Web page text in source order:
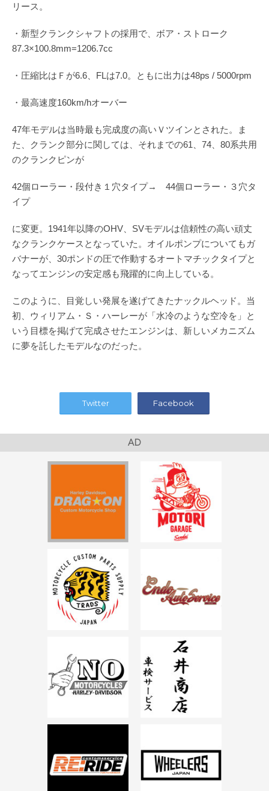
リース。
・新型クランクシャフトの採用で、ボア・ストローク
87.3×100.8mm=1206.7cc
・圧縮比はＦが6.6、FLは7.0。ともに出力は48ps / 5000rpm
・最高速度160km/hオーバー
47年モデルは当時最も完成度の高いＶツインとされた。ま
た、クランク部分に関しては、それまでの61、74、80系共用
のクランクピンが
42個ローラー・段付き１穴タイプ→ 44個ローラー・３穴タ
イプ
に変更。1941年以降のOHV、SVモデルは信頼性の高い頑丈
なクランクケースとなっていた。オイルポンプについてもガ
バナーが、30ポンドの圧で作動するオートマチックタイプと
なってエンジンの安定感も飛躍的に向上している。
このように、目覚しい発展を遂げてきたナックルヘッド。当
初、ウィリアム・Ｓ・ハーレーが「水冷のような空冷を」と
いう目標を掲げて完成させたエンジンは、新しいメカニズム
に夢を託したモデルなのだった。
Twitter Facebook
AD